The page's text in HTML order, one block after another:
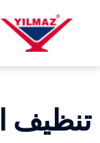
تنظيف